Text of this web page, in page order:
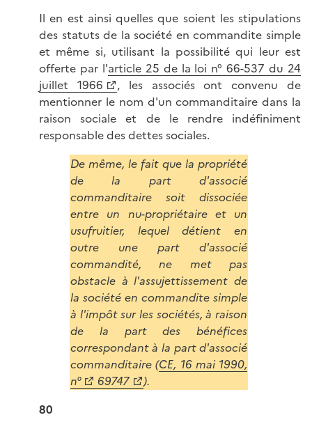
Il en est ainsi quelles que soient les stipulations
des statuts de la société en commandite simple
et même si, utilisant la possibilité qui leur est
offerte par l'article 25 de la loi n° 66-537 du 24
juillet 1966
, les associés ont convenu de
mentionner le nom d'un commanditaire dans la
raison sociale et de le rendre indéfiniment
responsable des dettes sociales.
De même, le fait que la propriété
de la part d'associé
commanditaire soit dissociée
entre un nu-propriétaire et un
usufruitier, lequel détient en
outre une part d'associé
commandité, ne met pas
obstacle à l'assujettissement de
la société en commandite simple
à l'impôt sur les sociétés, à raison
de la part des bénéfices
correspondant à la part d'associé
commanditaire (CE, 16 mai 1990,
n°
69747
).
80